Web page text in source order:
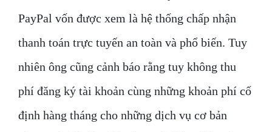
PayPal vốn được xem là hệ thống chấp nhận
thanh toán trực tuyến an toàn và phổ biến. Tuy
nhiên ông cũng cảnh báo rằng tuy không thu
phí đăng ký tài khoản cùng những khoản phí cố
định hàng tháng cho những dịch vụ cơ bản